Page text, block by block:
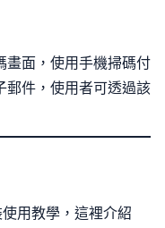
畫面，使用手機掃碼付
郵件，使用者可透過該
用教學，這裡介紹